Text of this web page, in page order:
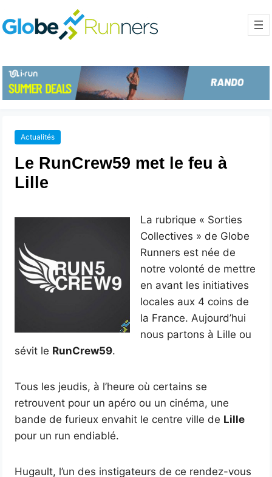
Actualités
Le RunCrew59 met le feu à
Lille
La rubrique « Sorties
Collectives » de Globe
Runners est née de
notre volonté de mettre
en avant les initiatives
locales aux 4 coins de
la France. Aujourd’hui
nous partons à Lille ou
sévit le RunCrew59.
Tous les jeudis, à l’heure où certains se
retrouvent pour un apéro ou un cinéma, une
bande de furieux envahit le centre ville de Lille
pour un run endiablé.
Hugault, l’un des instigateurs de ce rendez-vous